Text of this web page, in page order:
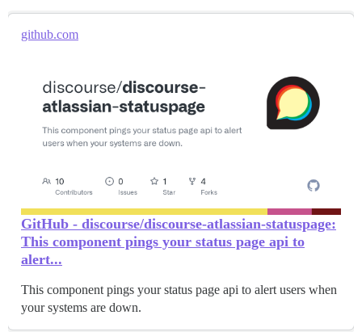
github.com
GitHub - discourse/discourse-atlassian-statuspage:
This component pings your status page api to
alert...
This component pings your status page api to alert users when
your systems are down.